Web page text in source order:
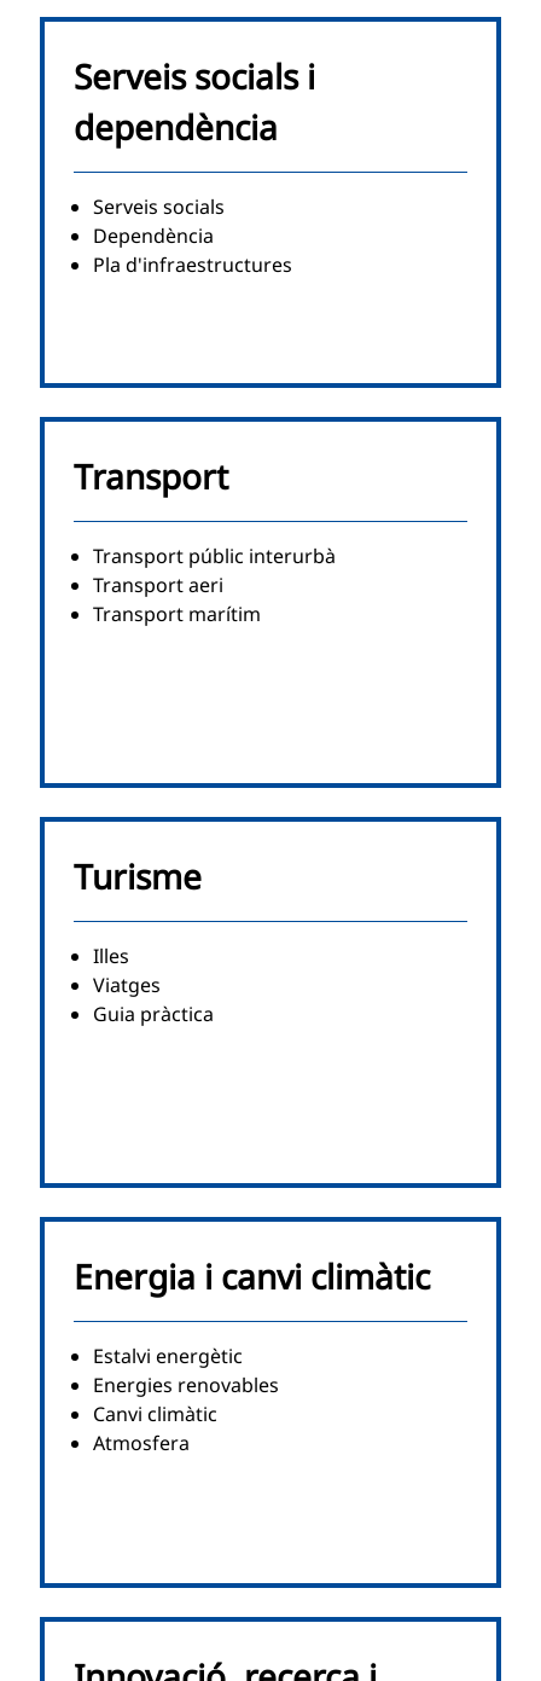
Serveis socials i
dependència
Serveis socials
Dependència
Pla d'infraestructures
Transport
Transport públic interurbà
Transport aeri
Transport marítim
Turisme
Illes
Viatges
Guia pràctica
Energia i canvi climàtic
Estalvi energètic
Energies renovables
Canvi climàtic
Atmosfera